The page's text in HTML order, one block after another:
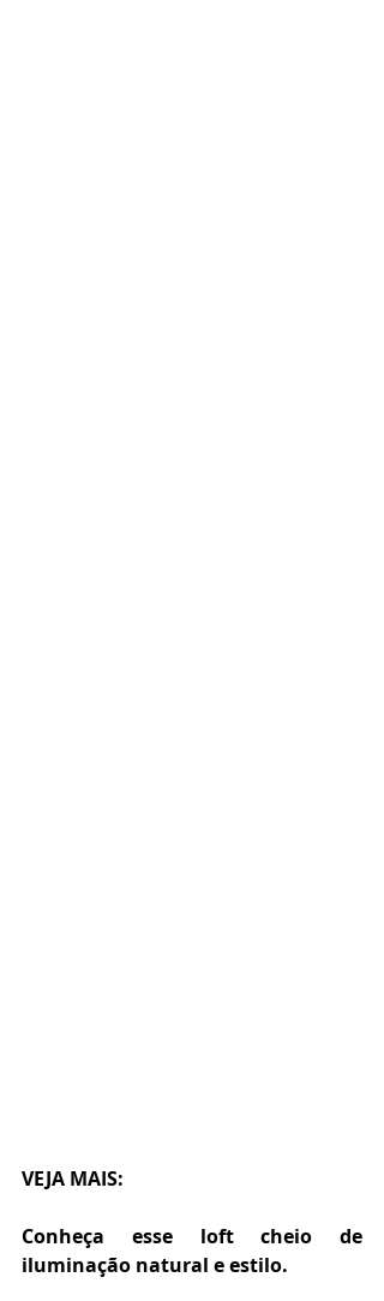
VEJA MAIS:
Conheça esse loft cheio de
iluminação natural e estilo.